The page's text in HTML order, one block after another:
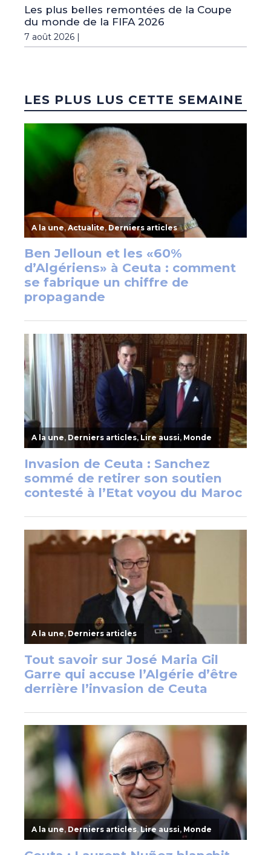
Les plus belles remontées de la Coupe
du monde de la FIFA 2026
7 août 2026 |
LES PLUS LUS CETTE SEMAINE